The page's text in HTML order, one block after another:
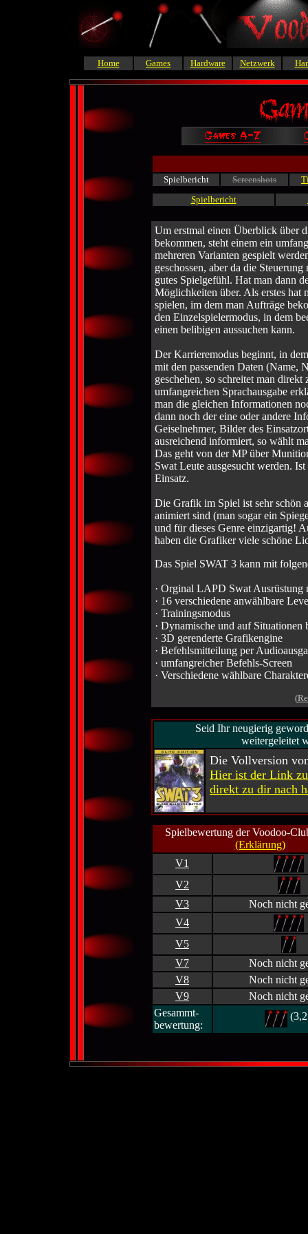
Home Games Hardware Netzwerk
Spielbericht Screenshots
Spielbericht
Um erstmal einen Überblick über
bekommen, steht einem ein
mehreren Varianten gespielt
geschossen, aber da die
gutes Spielgefühl. Hat man dann
Möglichkeiten über. Als erstes hat
spielen, im dem man Aufträge
den Einzelspielermodus, in dem
einen belibigen aussuchen kann.
Der Karrieremodus beginnt, in
mit den passenden Daten (Name,
geschehen, so schreitet man
umfangreichen Sprachausgabe
man die gleichen Informationen
dann noch der eine oder andere
Geiselnehmer, Bilder des
ausreichend informiert, so wählt
Das geht von der MP über
Swat Leute ausgesucht werden.
Einsatz.
Die Grafik im Spiel ist sehr schön
animiert sind (man sogar ein
und für dieses Genre einzigartig!
haben die Grafiker viele schöne
Das Spiel SWAT 3 kann mit
· Orginal LAPD Swat
· 16 verschiedene anwählbare
· Trainingsmodus
· Dynamische und auf
· 3D gerenderte Grafikengine
· Befehlsmitteilung per
· umfangreicher Befehls-Screen
· Verschiedene wählbare
(
Seid Ihr neugierig
weitergeleitet
Die Vollversion
Hier ist der Link
direkt zu dir nach
Spielbewertung der Voodoo-
(Erklärung)
V1
V2
V3
Noch nicht
V4
V5
V7
Noch nicht
V8
Noch nicht
V9
Noch nicht
Gesammt-
bewertung: